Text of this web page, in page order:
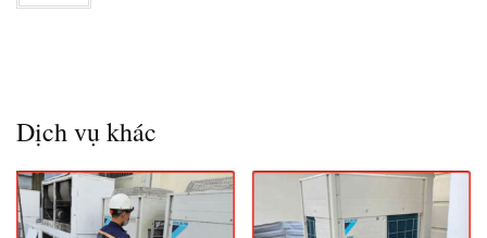
Dịch vụ khác